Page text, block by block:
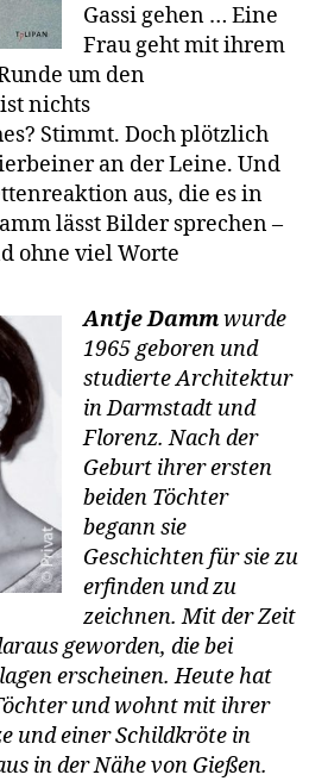
Gassi gehen … Eine
Frau geht mit ihrem
um den
nichts
Stimmt. Doch plötzlich
an der Leine. Und
aus, die es in
lässt Bilder sprechen –
ohne viel Worte
Antje Dammwurde
1965 geboren und
studierte Architektur
in Darmstadt und
Florenz. Nach der
Geburt ihrer ersten
beiden Töchter
begann sie
Geschichten für sie zu
erfinden und zu
zeichnen. Mit der Zeit
geworden, die bei
erscheinen. Heute hat
und wohnt mit ihrer
und einer Schildkröte in
in der Nähe von Gießen.